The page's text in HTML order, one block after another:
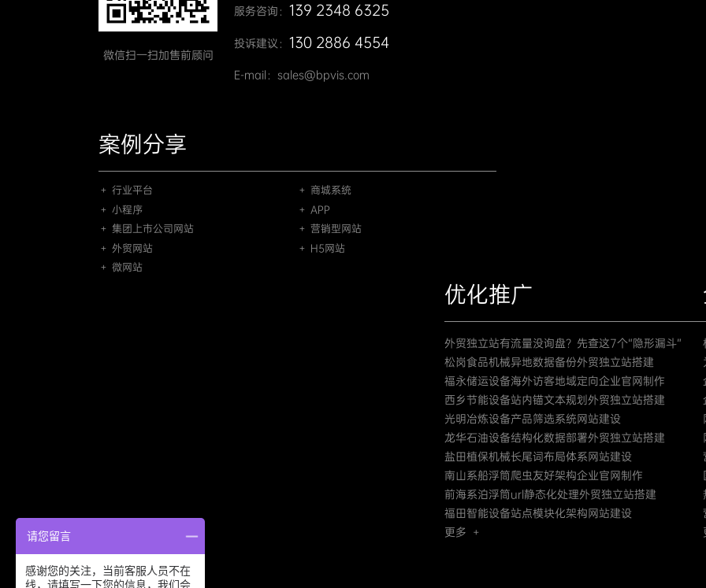
微信扫一扫加售前顾问
服务咨询： 139 2348 6325
投诉建议： 130 2886 4554
E-mail：sales@bpvis.com
案例分享
＋ 行业平台
＋ 商城系统
＋ 小程序
＋ APP
＋ 集团上市公司网站
＋ 营销型网站
＋ 外贸网站
＋ H5网站
＋ 微网站
优化推广
外贸独立站有流量没询盘？先查这7个“隐形漏斗”
松岗食品机械异地数据备份外贸独立站搭建
福永储运设备海外访客地域定向企业官网制作
西乡节能设备站内锚文本规划外贸独立站搭建
光明冶炼设备产品筛选系统网站建设
龙华石油设备结构化数据部署外贸独立站搭建
盐田植保机械长尾词布局体系网站建设
南山系船浮筒爬虫友好架构企业官网制作
前海系泊浮筒url静态化处理外贸独立站搭建
福田智能设备站点模块化架构网站建设
更多 +
请您留言
感谢您的关注，当前客服人员不在
线，请填写一下您的信息，我们会